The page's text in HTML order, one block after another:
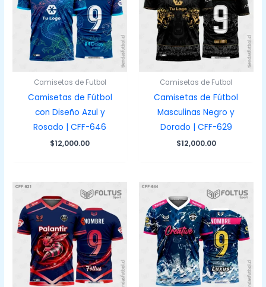
Camisetas de Futbol
Camisetas de Fútbol
con Diseño Azul y
Rosado | CFF-646
$12,000.00
Camisetas de Futbol
Camisetas de Fútbol
Masculinas Negro y
Dorado | CFF-629
$12,000.00